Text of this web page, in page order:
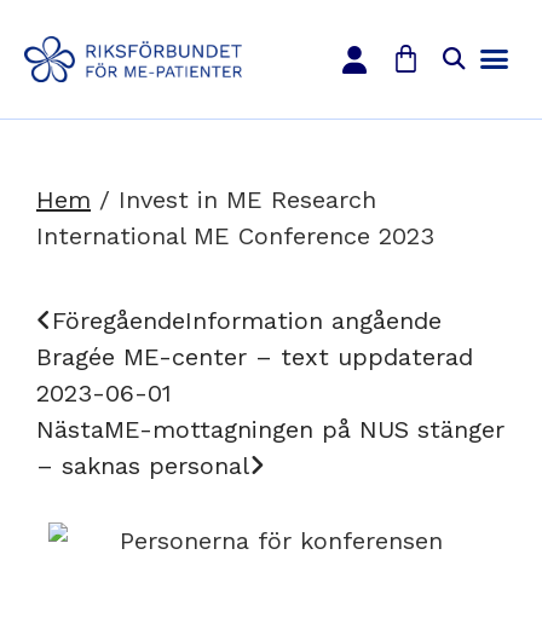
Hem / Invest in ME Research
International ME Conference 2023
FöregåendeInformation angående
Bragée ME-center – text uppdaterad
2023-06-01
NästaME-mottagningen på NUS stänger
– saknas personal